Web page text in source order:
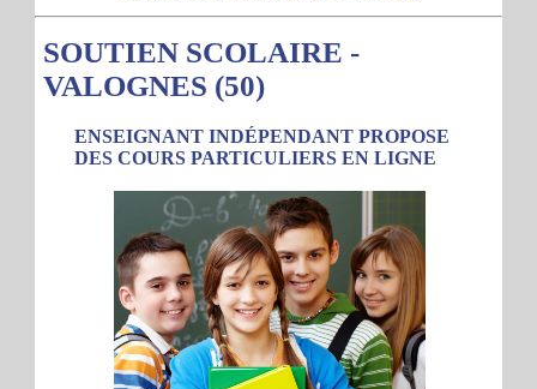
SOUTIEN SCOLAIRE -
VALOGNES (50)
ENSEIGNANT INDÉPENDANT PROPOSE
DES COURS PARTICULIERS EN LIGNE